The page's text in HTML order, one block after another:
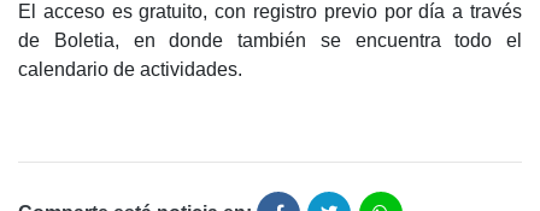
El acceso es gratuito, con registro previo por día a través
de Boletia, en donde también se encuentra todo el
calendario de actividades.